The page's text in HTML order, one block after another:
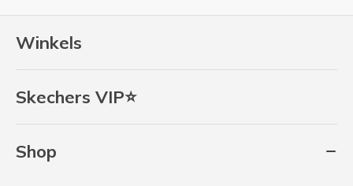
Winkels
Skechers VIP⭐
Shop